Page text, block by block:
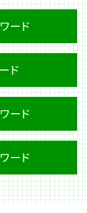
ード
ド
ード
ード